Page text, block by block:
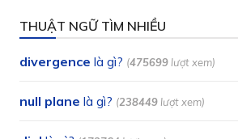
THUẬT NGỮ TÌM NHIỀU
divergence là gì? (475699 lượt xem)
null plane là gì? (238449 lượt xem)